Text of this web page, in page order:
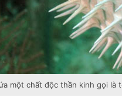
một chất độc thần kinh gọi